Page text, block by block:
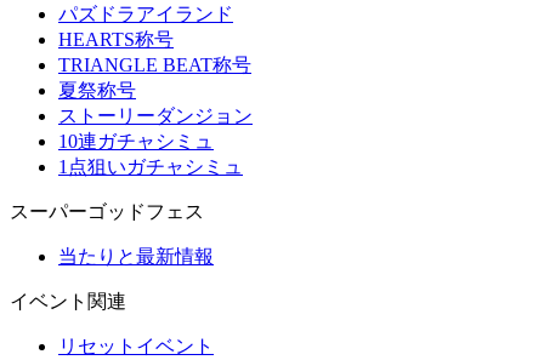
パズドラアイランド
HEARTS称号
TRIANGLE BEAT称号
夏祭称号
ストーリーダンジョン
10連ガチャシミュ
1点狙いガチャシミュ
スーパーゴッドフェス
当たりと最新情報
イベント関連
リセットイベント